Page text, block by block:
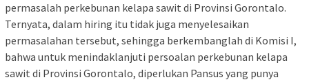
permasalah perkebunan kelapa sawit di Provinsi Gorontalo.
Ternyata, dalam hiring itu tidak juga menyelesaikan
permasalahan tersebut, sehingga berkembanglah di Komisi I,
bahwa untuk menindaklanjuti persoalan perkebunan kelapa
sawit di Provinsi Gorontalo, diperlukan Pansus yang punya